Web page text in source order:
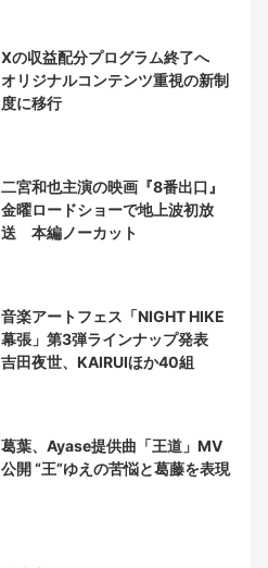
Xの収益配分プログラム終了へ
オリジナルコンテンツ重視の新制
度に移行
二宮和也主演の映画『8番出口』
金曜ロードショーで地上波初放
送 本編ノーカット
音楽アートフェス「NIGHT HIKE
幕張」第3弾ラインナップ発表
吉田夜世、KAIRUIほか40組
葛葉、Ayase提供曲「王道」MV
公開 “王”ゆえの苦悩と葛藤を表現